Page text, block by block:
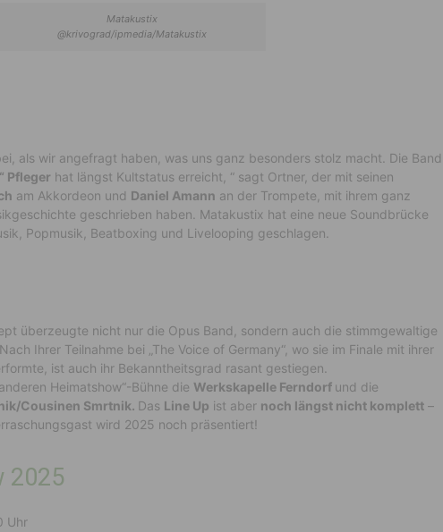
Matakustix
@krivograd/ipmedia/Matakustix
als wir angefragt haben, was uns ganz besonders stolz macht. Die Band
Pfleger hat längst Kultstatus erreicht, “ sagt Ortner, der mit seinen
am Akkordeon und Daniel Amann an der Trompete, mit ihrem ganz
geschrieben haben. Matakustix hat eine neue Soundbrücke
Popmusik, Beatboxing und Livelooping geschlagen.
überzeugte nicht nur die Opus Band, sondern auch die stimmgewaltige
. Nach Ihrer Teilnahme bei „The Voice of Germany“, wo sie im Finale mit ihrer
ist auch ihr Bekanntheitsgrad rasant gestiegen.
Heimatshow“-Bühne die Werkskapelle Ferndorf und die
Cousinen Smrtnik. Das Line Up ist aber noch längst nicht komplett –
wird 2025 noch präsentiert!
2025
Uhr